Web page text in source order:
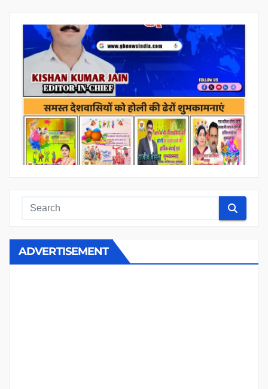
ADVERTISEMENT